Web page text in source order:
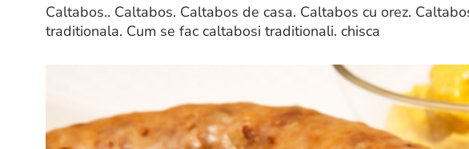
Caltabos.. Caltabos. Caltabos de casa. Caltabos cu orez.
traditionala. Cum se fac caltabosi traditionali. chisca